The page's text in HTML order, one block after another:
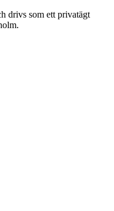
drivs som ett privatägt